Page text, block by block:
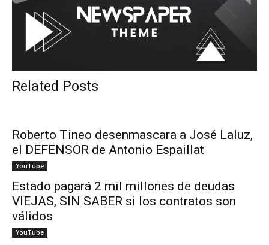
Related Posts
Roberto Tineo desenmascara a José Laluz,
el DEFENSOR de Antonio Espaillat
YouTube
Estado pagará 2 mil millones de deudas
VIEJAS, SIN SABER si los contratos son
válidos
YouTube